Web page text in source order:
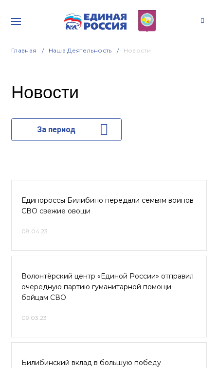
Главная Наша Деятельность Новости
Новости
За период
Единороссы Билибино передали семьям воинов
СВО свежие овощи
08.04.23
Волонтёрский центр «Единой России» отправил
очередную партию гуманитарной помощи
бойцам СВО
09.03.23
Билибинский вклад в большую победу